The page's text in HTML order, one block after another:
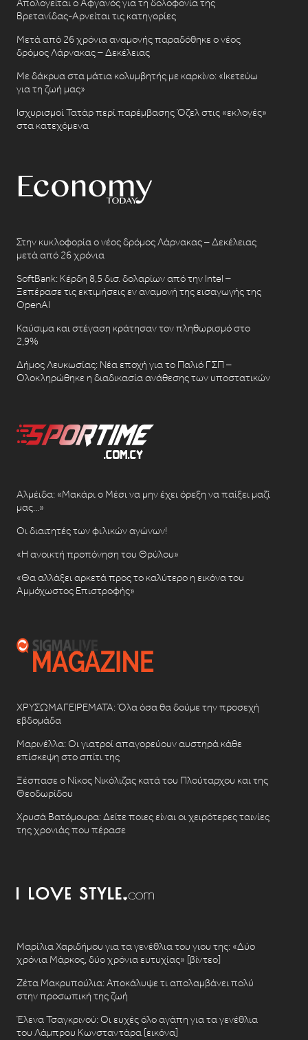
Απολογείται ο Αφγανός για τη δολοφονία της
Βρετανίδας-Αρνείται τις κατηγορίες
Μετά από 26 χρόνια αναμονής παραδόθηκε ο νέος
δρόμος Λάρνακας – Δεκέλειας
Με δάκρυα στα μάτια κολυμβητής με καρκίνο: «Ικετεύω
για τη ζωή μας»
Ισχυρισμοί Τατάρ περί παρέμβασης Όζελ στις «εκλογές»
στα κατεχόμενα
Στην κυκλοφορία ο νέος δρόμος Λάρνακας – Δεκέλειας
μετά από 26 χρόνια
SoftBank: Κέρδη 8,5 δισ. δολαρίων από την Intel –
Ξεπέρασε τις εκτιμήσεις εν αναμονή της εισαγωγής της
OpenAI
Καύσιμα και στέγαση κράτησαν τον πληθωρισμό στο
2,9%
Δήμος Λευκωσίας: Νέα εποχή για το Παλιό ΓΣΠ –
Ολοκληρώθηκε η διαδικασία ανάθεσης των υποστατικών
Αλμέιδα: «Μακάρι ο Μέσι να μην έχει όρεξη να παίξει μαζί
μας…»
Οι διαιτητές των φιλικών αγώνων!
«Η ανοικτή προπόνηση του Θρύλου»
«Θα αλλάξει αρκετά προς το καλύτερο η εικόνα του
Αμμόχωστος Επιστροφής»
ΧΡΥΣΩΜΑΓΕΙΡΕΜΑΤΑ: Όλα όσα θα δούμε την προσεχή
εβδομάδα
Μαρινέλλα: Οι γιατροί απαγορεύουν αυστηρά κάθε
επίσκεψη στο σπίτι της
Ξέσπασε ο Νίκος Νικόλιζας κατά του Πλούταρχου και της
Θεοδωρίδου
Χρυσά Βατόμουρα: Δείτε ποιες είναι οι χειρότερες ταινίες
της χρονιάς που πέρασε
Μαρίλια Χαριδήμου για τα γενέθλια του γιου της: «Δύο
χρόνια Μάρκος, δύο χρόνια ευτυχίας» [βίντεο]
Ζέτα Μακρυπούλια: Αποκάλυψε τι απολαμβάνει πολύ
στην προσωπική της ζωή
Έλενα Τσαγκρινού: Οι ευχές όλο αγάπη για τα γενέθλια
του Λάμπρου Κωνσταντάρα [εικόνα]